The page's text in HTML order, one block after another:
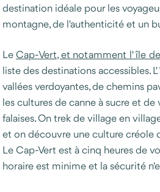
destination idéale pour les
montagne, de l'authenticité et un
LeCap-Vert, et notamment l'île
liste des destinations accessibles.
vallées verdoyantes, de chemins
les cultures de canne à sucre et
falaises. On trek de village en
et on découvre une culture créole
Le Cap-Vert est à cinq heures de
horaire est minime et la sécurité